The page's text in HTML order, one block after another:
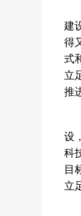
建
得
式
立
推
设
科
目
立